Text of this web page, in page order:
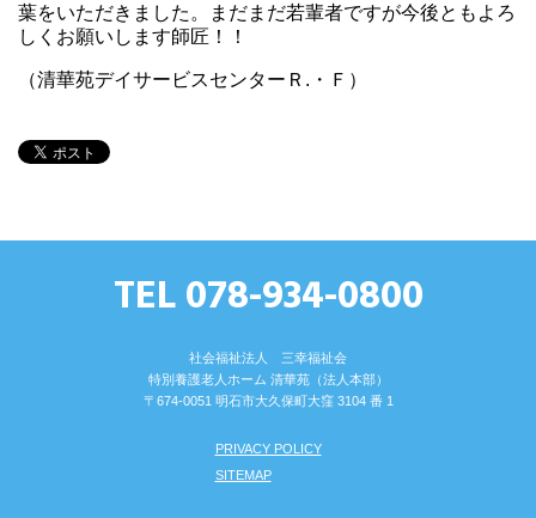
葉をいただきました。まだまだ若輩者ですが今後ともよろ
しくお願いします師匠！！
（清華苑デイサービスセンターＲ.・Ｆ）
TEL 078-934-0800
社会福祉法人 三幸福祉会
特別養護⽼⼈ホーム 清華苑（法⼈本部）
〒674-0051 明⽯市⼤久保町⼤窪 3104 番 1
PRIVACY POLICY
SITEMAP